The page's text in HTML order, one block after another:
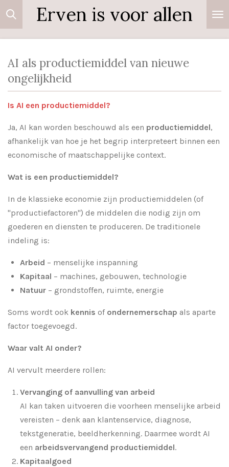
Ga
naar
hoofdinhoud
Erven is voor allen
AI als productiemiddel van nieuwe
ongelijkheid
Is AI een productiemiddel?
Ja, AI kan worden beschouwd als een productiemiddel,
afhankelijk van hoe je het begrip interpreteert binnen een
economische of maatschappelijke context.
Wat is een productiemiddel?
In de klassieke economie zijn productiemiddelen (of
"productiefactoren") de middelen die nodig zijn om
goederen en diensten te produceren. De traditionele
indeling is:
Arbeid – menselijke inspanning
Kapitaal – machines, gebouwen, technologie
Natuur – grondstoffen, ruimte, energie
Soms wordt ook kennis of ondernemerschap als aparte
factor toegevoegd.
Waar valt AI onder?
AI vervult meerdere rollen:
Vervanging of aanvulling van arbeid
AI kan taken uitvoeren die voorheen menselijke arbeid
vereisten – denk aan klantenservice, diagnose,
tekstgeneratie, beeldherkenning. Daarmee wordt AI
een arbeidsvervangend productiemiddel.
Kapitaalgoed